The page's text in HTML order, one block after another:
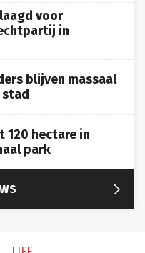
voor
in
blijven massaal
stad
120 hectare in
park

LIFE